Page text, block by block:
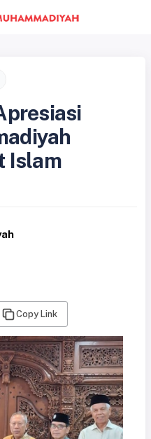
Islam
Copy Link